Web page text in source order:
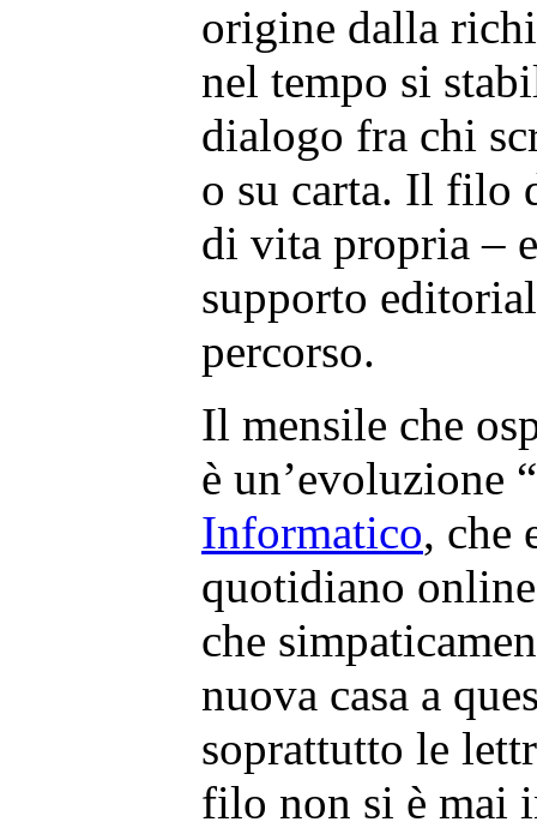
origine dalla
nel tempo si
dialogo fra chi
o su carta. Il filo
di vita propria –
supporto
percorso.
Il mensile che
è un’evoluzione
Informatico, che
quotidiano
che
nuova casa a
soprattutto le
filo non si è mai